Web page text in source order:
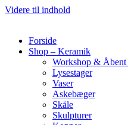
Videre til indhold
Forside
Shop – Keramik
Workshop &
Lysestager
Vaser
Askebæger
Skåle
Skulpturer